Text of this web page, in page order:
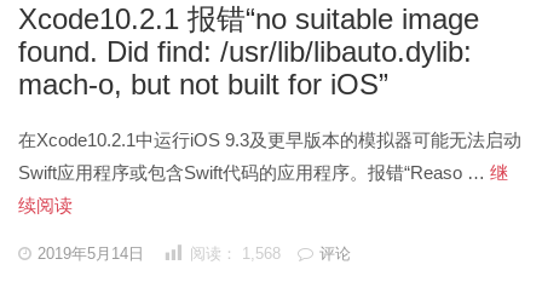
法
理
安
Xcode10.2.1 报错“no suitable image
found. Did find: /usr/lib/libauto.dylib:
mach-o, but not built for iOS”
在Xcode10.2.1中运行iOS 9.3及更早版本的模拟器可能无法启动
Swift应用程序或包含Swift代码的应用程序。报错“Reaso … 继
续阅读Xcode10.2.1
发 2019年5月14日 阅读： 1,568 评论